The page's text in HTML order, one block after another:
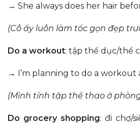
→ She always does her hair
(Cô ấy luôn làm tóc gọn đẹp
Do a workout: tập thể dục/thể
→ I’m planning to do a workout
(Mình tính tập thể thao ở
Do grocery shopping: đi chợ/